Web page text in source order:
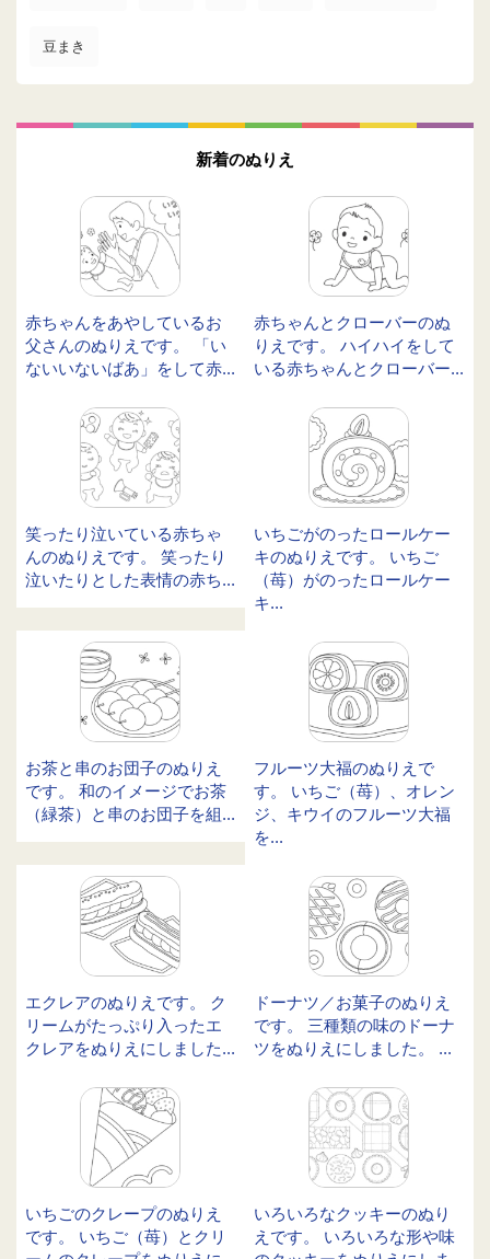
豆まき
新着のぬりえ
赤ちゃんをあやしているお
父さんのぬりえです。 「い
ないいないばあ」をして赤...
赤ちゃんとクローバーのぬ
りえです。 ハイハイをして
いる赤ちゃんとクローバー...
笑ったり泣いている赤ちゃ
んのぬりえです。 笑ったり
泣いたりとした表情の赤ち...
いちごがのったロールケー
キのぬりえです。 いちご
（苺）がのったロールケー
キ...
お茶と串のお団子のぬりえ
です。 和のイメージでお茶
（緑茶）と串のお団子を組...
フルーツ大福のぬりえで
す。 いちご（苺）、オレン
ジ、キウイのフルーツ大福
を...
エクレアのぬりえです。 ク
リームがたっぷり入ったエ
クレアをぬりえにしました...
ドーナツ／お菓子のぬりえ
です。 三種類の味のドーナ
ツをぬりえにしました。 ...
いちごのクレープのぬりえ
です。 いちご（苺）とクリ
いろいろなクッキーのぬり
えです。 いろいろな形や味